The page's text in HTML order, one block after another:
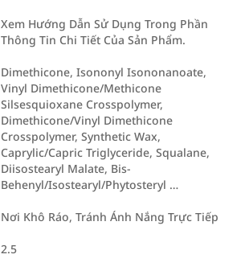
Xem Hướng Dẫn Sử Dụng Trong Phần
Thông Tin Chi Tiết Của Sản Phẩm.
Dimethicone, Isononyl Isononanoate,
Vinyl Dimethicone/Methicone
Silsesquioxane Crosspolymer,
Dimethicone/Vinyl Dimethicone
Crosspolymer, Synthetic Wax,
Caprylic/Capric Triglyceride, Squalane,
Diisostearyl Malate, Bis-
Behenyl/Isostearyl/Phytosteryl …
Nơi Khô Ráo, Tránh Ánh Nắng Trực Tiếp
2.5